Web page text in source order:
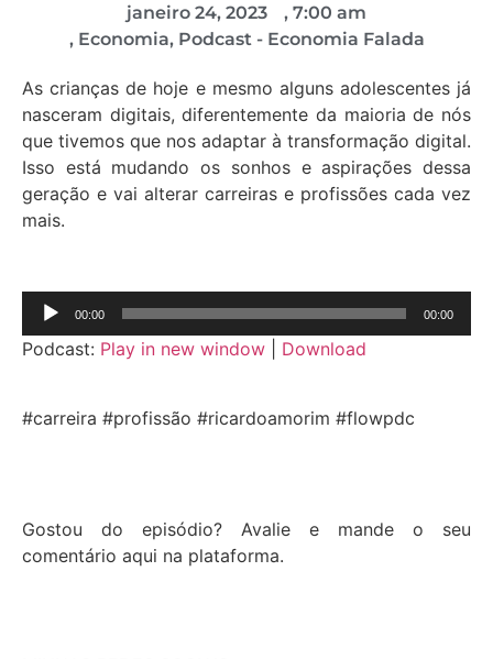
janeiro 24, 2023 , 7:00 am
, Economia, Podcast - Economia Falada
As crianças de hoje e mesmo alguns adolescentes já
nasceram digitais, diferentemente da maioria de nós
que tivemos que nos adaptar à transformação digital.
Isso está mudando os sonhos e aspirações dessa
geração e vai alterar carreiras e profissões cada vez
mais.
Tocador
áudio
00:00 00:00
Podcast: Play in new window Download
#carreira #profissão #ricardoamorim #flowpdc
Gostou do episódio? Avalie e mande o seu
comentário aqui na plataforma.